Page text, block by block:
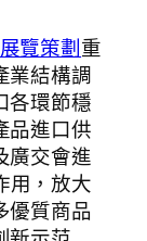
展覽策劃重
業結構調
各環節穩
品進口供
廣交會進
用，放大
優質商品